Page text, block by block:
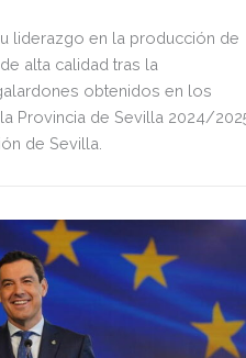
liderazgo en la producción de
alta calidad tras la
obtenidos en los
Provincia de Sevilla 2024/
de Sevilla.